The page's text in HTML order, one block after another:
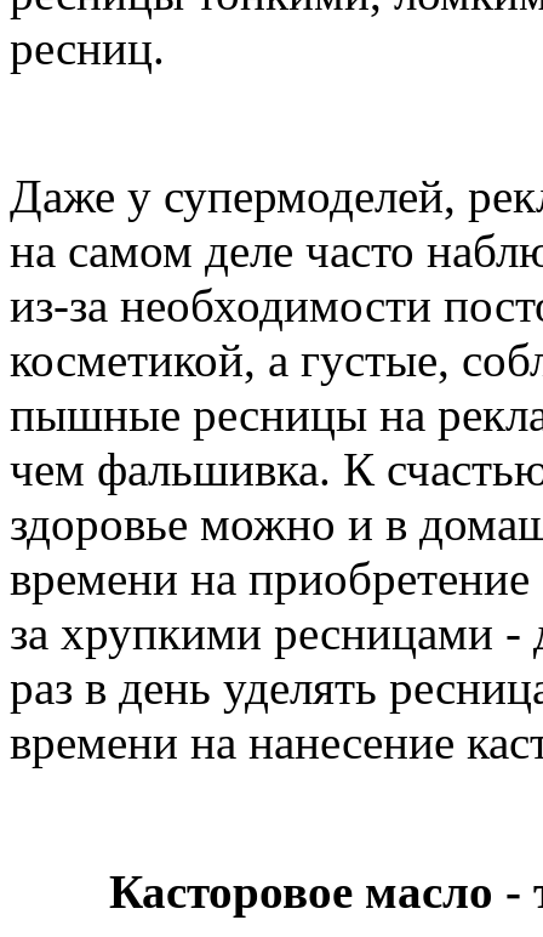
ресниц.
Даже у супермоделей,
на самом деле часто
из-за необходимости
косметикой, а густые,
пышные ресницы на
чем фальшивка. К
здоровье можно и в
времени на
за хрупкими ресницами -
раз в день уделять
времени на нанесение
Касторовое масло -